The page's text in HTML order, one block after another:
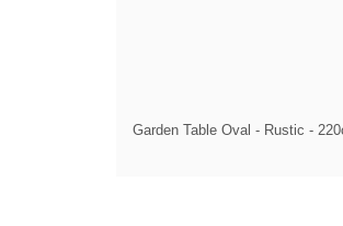
Garden Table Oval - Rustic -